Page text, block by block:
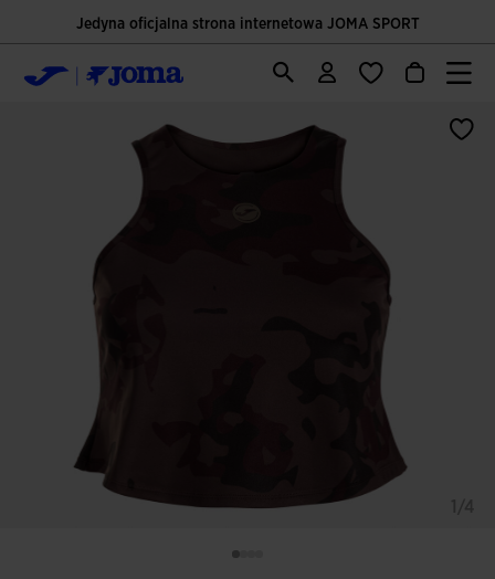
Jedyna oficjalna strona internetowa JOMA SPORT